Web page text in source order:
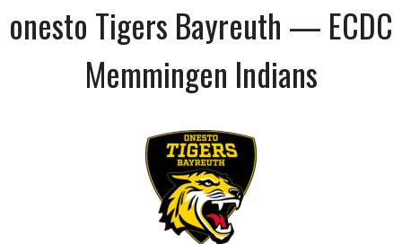
onesto Tigers Bayreuth — ECDC
Memmingen Indians